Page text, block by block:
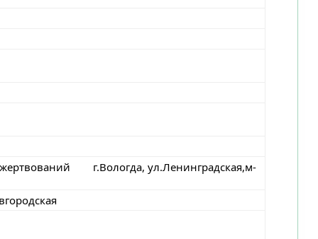
г.Вологда, ул.Ленинградская,м-